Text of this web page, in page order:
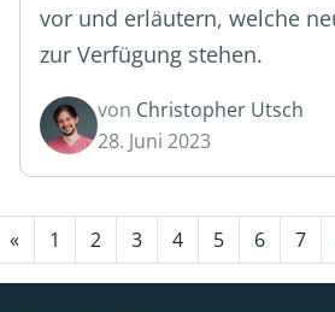
vor und erläutern, welche
zur Verfügung stehen.
von Christopher Utsch
28. Juni 2023
« 1 2 3 4 5 6 7